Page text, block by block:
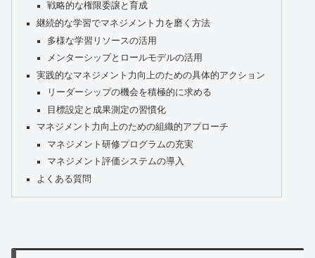
戦略的な権限委譲と育成
継続的な学習でマネジメント力を磨く方法
多様な学習リソースの活用
メンターシップとロールモデルの活用
実践的なマネジメント力向上のための具体的アクション
リーダーシップの機会を積極的に求める
目標設定と成果測定の習慣化
マネジメント力向上のための組織的アプローチ
マネジメント研修プログラムの充実
マネジメント評価システムの導入
よくある質問